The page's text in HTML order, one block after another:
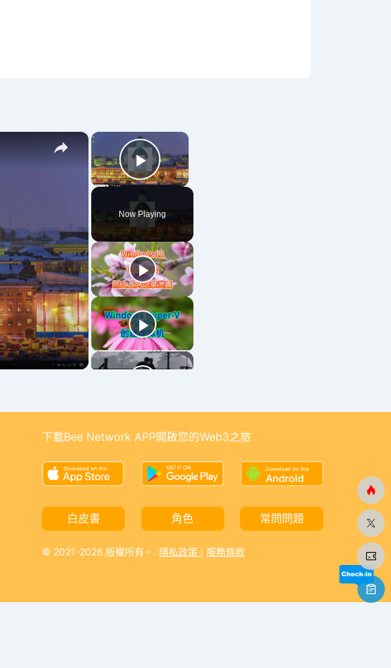
×
Play Video
Now Playing
×
下載Bee Network APP開啟您的Web3之旅
白皮書 角色 常問問題
© 2021-2026.版權所有。. 隱私政策 服務條款